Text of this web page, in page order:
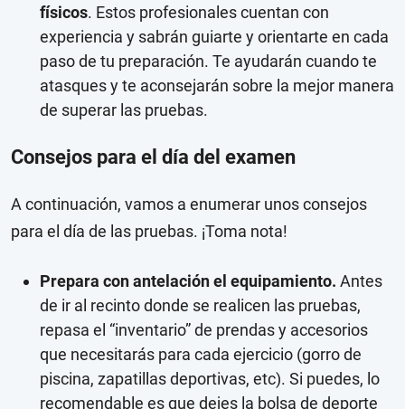
físicos. Estos profesionales cuentan con
experiencia y sabrán guiarte y orientarte en cada
paso de tu preparación. Te ayudarán cuando te
atasques y te aconsejarán sobre la mejor manera
de superar las pruebas.
Consejos para el día del examen
A continuación, vamos a enumerar unos consejos
para el día de las pruebas. ¡Toma nota!
Prepara con antelación el equipamiento. Antes
de ir al recinto donde se realicen las pruebas,
repasa el “inventario” de prendas y accesorios
que necesitarás para cada ejercicio (gorro de
piscina, zapatillas deportivas, etc). Si puedes, lo
recomendable es que dejes la bolsa de deporte